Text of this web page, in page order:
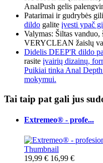
AnalPush gelis
Patarimai ir gudrybės
dildo galite įvesti ypač
Valymas: Šiltas vanduo,
VERYCLEAN žaislų
Didelis DEEP'R dildo
rasite įvairių dizainų,
Puikiai tinka Anal
mokymui.
Tai taip pat gali jus
Extremeo® - profe...
19,99 € 16,99 €